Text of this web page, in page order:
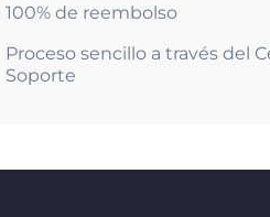
100% de reembolso
Proceso sencillo a través del
Soporte